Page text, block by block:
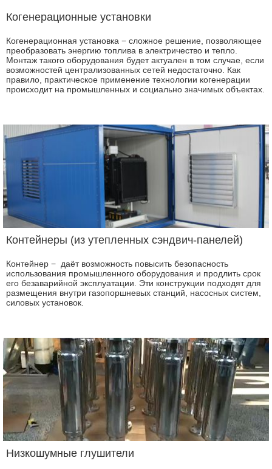
Когенерационные установки
Когенерационная установка − сложное решение, позволяющее
преобразовать энергию топлива в электричество и тепло.
Монтаж такого оборудования будет актуален в том случае, если
возможностей централизованных сетей недостаточно. Как
правило, практическое применение технологии когенерации
происходит на промышленных и социально значимых объектах.
Контейнеры (из утепленных сэндвич-панелей)
Контейнер − даёт возможность повысить безопасность
использования промышленного оборудования и продлить срок
его безаварийной эксплуатации. Эти конструкции подходят для
размещения внутри газопоршневых станций, насосных систем,
силовых установок.
Низкошумные глушители